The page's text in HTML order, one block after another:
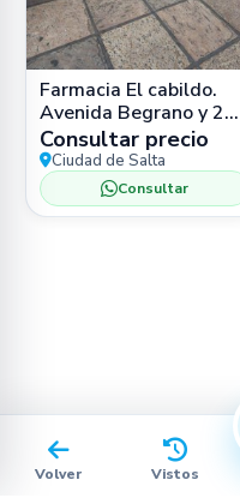
Farmacia El cabildo.
Avenida Begrano y 25
de Mayo. Salta
Consultar precio
Ciudad de Salta
Consultar
Volver Vistos